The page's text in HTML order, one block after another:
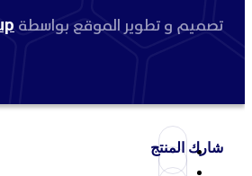
تصميم و تطوير الموقع بواسطة
شارك المنتج